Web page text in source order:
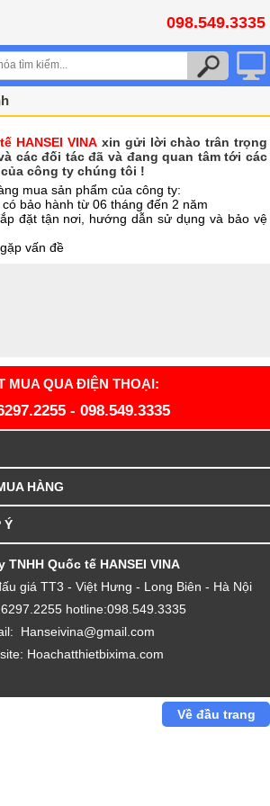
098.549.3335
HANSEI VINA xin gửi lời chào trân trọng
các đối tác đã và đang quan tâm tới các
công ty chúng tôi !
mua sản phẩm của công ty:
bảo hành từ 06 tháng đến 2 năm
đặt tận nơi, hướng dẫn sử dụng và bảo vệ
vấn đề
MUA QUA ĐIỆN THOẠI:
- 098.549.3335
HÀNG
Ý
TNHH Quốc tế HANSEI VINA
giá TT3 - Việt Hưng - Long Biên - Hà Nội
hotline:098.549.3335
Hanseivina@gmail.com
Hoachatthietbixima.com
Về đầu trang